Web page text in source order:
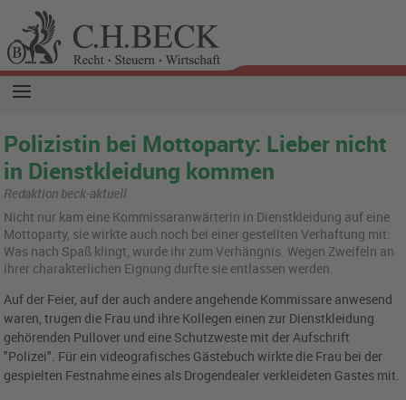
Polizistin bei Mottoparty: Lieber nicht
in Dienstkleidung kommen
Redaktion beck-aktuell
Nicht nur kam eine Kom­mis­sar­an­wär­te­rin in Dienst­klei­dung auf eine
Mot­to­par­ty, sie wirk­te auch noch bei einer ge­stell­ten Ver­haf­tung mit:
Was nach Spaß klingt, wurde ihr zum Ver­häng­nis. Wegen Zwei­feln an
ihrer cha­rak­ter­li­chen Eig­nung durf­te sie ent­las­sen wer­den.
Auf der Feier, auf der auch andere angehende Kommissare anwesend
waren, trugen die Frau und ihre Kollegen einen zur Dienstkleidung
gehörenden Pullover und eine Schutzweste mit der Aufschrift
"Polizei". Für ein videografisches Gästebuch wirkte die Frau bei der
gespielten Festnahme eines als Drogendealer verkleideten Gastes mit.